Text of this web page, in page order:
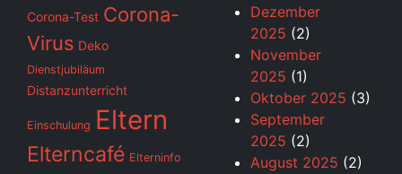
Corona-Test Corona-
Virus Deko
Dienstjubiläum
Distanzunterricht
Einschulung Eltern
Elterncafé Elterninfo
Dezember
2025 (2)
November
2025 (1)
Oktober 2025 (3)
September
2025 (2)
August 2025 (2)